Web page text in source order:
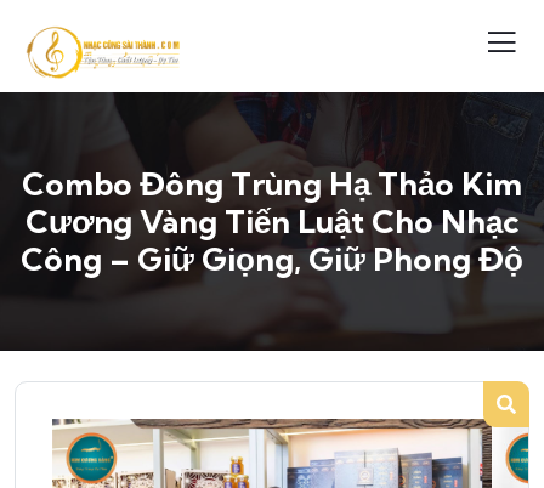
Combo Đông Trùng Hạ Thảo Kim
Cương Vàng Tiến Luật Cho Nhạc
Công – Giữ Giọng, Giữ Phong Độ